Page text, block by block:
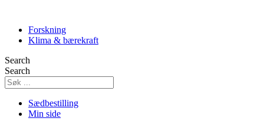
contentForskning
Klima & bærekraft
Search
Search
Sædbestilling
Min side